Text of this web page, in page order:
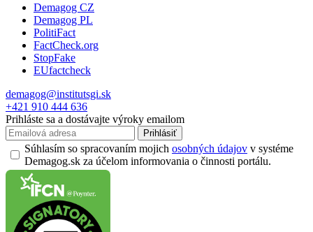
Demagog CZ
Demagog PL
PolitiFact
FactCheck.org
StopFake
EUfactcheck
demagog@institutsgi.sk
+421 910 444 636
Prihláste sa a dostávajte výroky emailom
Prihlásiť
Súhlasím so spracovaním mojich osobných údajov v systéme
Demagog.sk za účelom informovania o činnosti portálu.